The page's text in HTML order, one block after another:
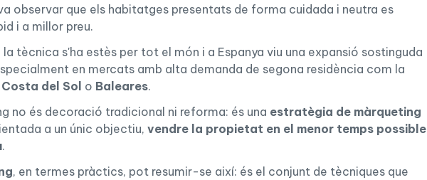
observar que els habitatges presentats de forma cuidada i neutra es
i a millor preu.
la tècnica s'ha estès per tot el món i a Espanya viu una expansió sostinguda
en mercats amb alta demanda de segona residència com la
Costa del Sol o Baleares.
no és decoració tradicional ni reforma: és una estratègia de màrqueting
a un únic objectiu, vendre la propietat en el menor temps possible
.
, en termes pràctics, pot resumir-se així: és el conjunt de tècniques que